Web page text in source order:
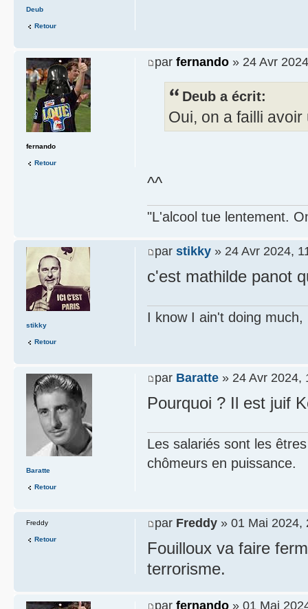
Deub
Retour
par fernando » 24 Avr
Deub a écrit:
Oui, on a failli
^^
"L'alcool tue lentement.
fernando
Retour
par stikky » 24 Avr 2024,
c'est mathilde panot
I know I ain't doing
stikky
Retour
par Baratte » 24 Avr 2024,
Pourquoi ? Il est juif
Les salariés sont les
chômeurs en puissance.
Baratte
Retour
par Freddy » 01 Mai 2024,
Fouilloux va faire
terrorisme.
Freddy
Retour
par fernando » 01 Mai